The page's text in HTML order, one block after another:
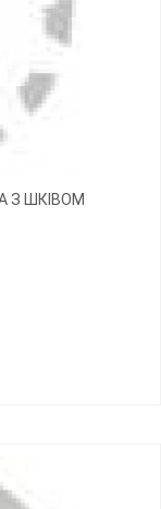
З ШКІВОМ